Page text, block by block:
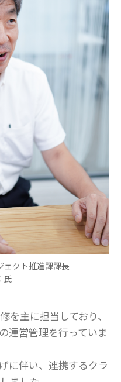
ェクト推進課課長
氏
を主に担当しており、
運営管理を行っていま
に伴い、連携するクラ